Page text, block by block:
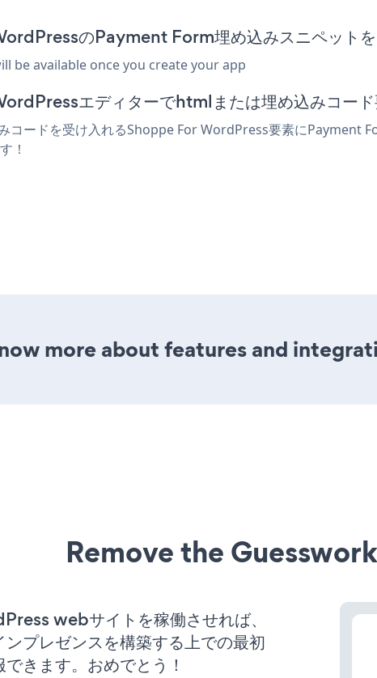
のPayment Form埋め込みスニペットを
be available once you create your app
エディターでhtmlまたは埋め込みコード
コードを受け入れるShoppe For WordPress要素にPayment
！
more about features and
Remove the
webサイトを稼働させれば、
プレゼンスを構築する上での最初
きます。おめでとう！